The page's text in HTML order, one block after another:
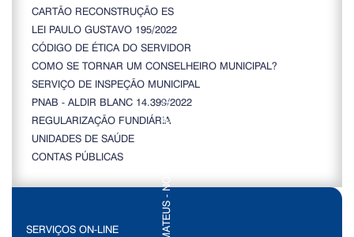
CARTÃO RECONSTRUÇÃO ES
LEI PAULO GUSTAVO 195/2022
CÓDIGO DE ÉTICA DO SERVIDOR
COMO SE TORNAR UM CONSELHEIRO MUNICIPAL?
SERVIÇO DE INSPEÇÃO MUNICIPAL
PNAB - ALDIR BLANC 14.399/2022
REGULARIZAÇÃO FUNDIÁRIA
UNIDADES DE SAÚDE
CONTAS PÚBLICAS
SERVIÇOS ON-LINE